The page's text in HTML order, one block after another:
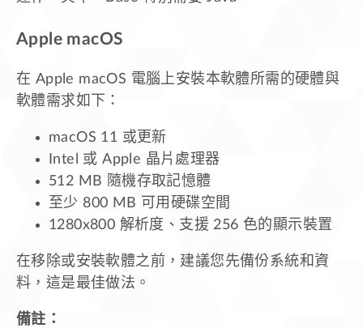
Apple macOS
在 Apple macOS 電腦上安裝本軟體所需的硬體與
軟體需求如下：
macOS 11 或更新
Intel 或 Apple 晶片處理器
512 MB 隨機存取記憶體
至少 800 MB 可用硬碟空間
1280x800 解析度、支援 256 色的顯示裝置
在移除或安裝軟體之前，建議您先備份系統和資
料，這是最佳做法。
備註：